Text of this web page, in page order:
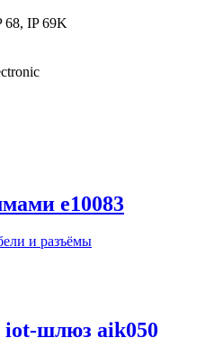
68, IP 69K
e10083
и разъёмы
iot-шлюз aik050